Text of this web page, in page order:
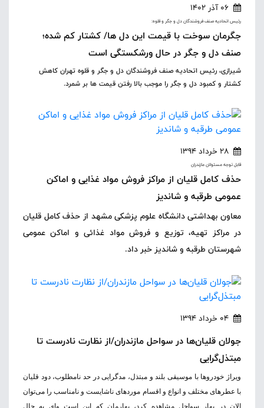
06 آذر 1402
رئیس اتحادیه صنف فروشندگان دل و جگر و قلوه:
جگرمان سوخت با قیمت این دل ها/ کشتار کم شده؛
صنف دل و جگر در حال ورشکستگی است
شیرازی، رئیس اتحادیه صنف فروشندگان دل و جگر و قلوه تهران کاهش
کشتار و کمبود دل و جگر را موجب بالا رفتن قیمت ها بر شمرد.
28 خرداد 1394
قابل توجه مسئولان مازندران
حذف کامل قلیان از مراکز فروش مواد غذایی و اماکن
عمومی طرقبه و شاندیز
معاون بهداشتی دانشگاه علوم پزشکی مشهد از حذف کامل قلیان
در مراکز تهیه، توزیع و فروش مواد غذائی و اماکن عمومی
شهرستان طرقبه و شاندیز خبر داد.
04 خرداد 1394
جولان قلیان‌ها در سواحل مازندران/از نظارت نادرست تا
مبتذل‌گرایی
ویراژ خودروها با موسیقی بلند و مبتذل، مدگرایی در حد نامطلوب، دود قلیان
با عطرهای مختلف و انواع و اقسام موردهای ناشایست و نامناسب را می‌توان
الان در بهار سواحل مشاهده کرد، بهارمان که این است وای به حال